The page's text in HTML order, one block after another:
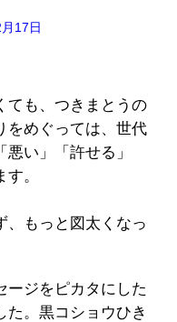
17日
も、つきまとうの
をめぐっては、世代
い」「許せる」
。
もっと図太くなっ
ージをピカタにした
た。黒コショウひき